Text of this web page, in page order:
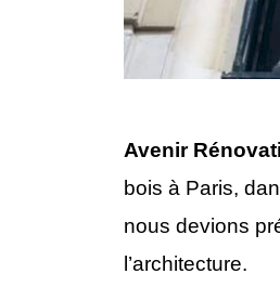
Avenir
bois à Paris,
nous devions
l’architecture.